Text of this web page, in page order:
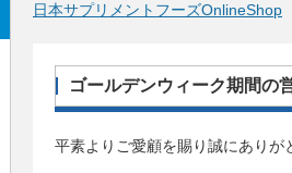
日本サプリメントフーズOnlineShop
ゴールデンウィーク期間の
平素よりご愛顧を賜り誠にありが